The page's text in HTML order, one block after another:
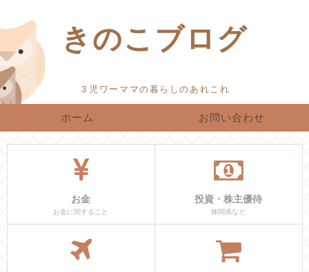
きのこブログ
ホーム お問い合わせ
お金
お金に関すること
投資・株主優待
株関係など